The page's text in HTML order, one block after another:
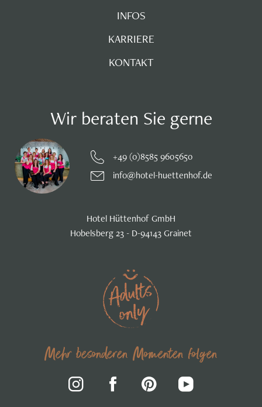
INFOS
KARRIERE
KONTAKT
Wir beraten Sie gerne
+49 (0)8585 9605650
info@hotel-huettenhof.de
Hotel Hüttenhof GmbH
Hobelsberg 23 - D-94143 Grainet
Mehr besonderen Momenten folgen